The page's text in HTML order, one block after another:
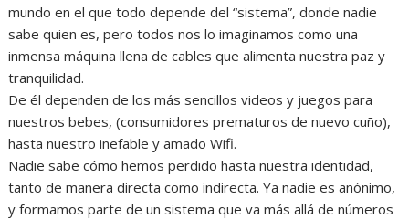
mundo en el que todo depende del “sistema”, donde nadie
sabe quien es, pero todos nos lo imaginamos como una
inmensa máquina llena de cables que alimenta nuestra paz y
tranquilidad.
De él dependen de los más sencillos videos y juegos para
nuestros bebes, (consumidores prematuros de nuevo cuño),
hasta nuestro inefable y amado Wifi.
Nadie sabe cómo hemos perdido hasta nuestra identidad,
tanto de manera directa como indirecta. Ya nadie es anónimo,
y formamos parte de un sistema que va más allá de números